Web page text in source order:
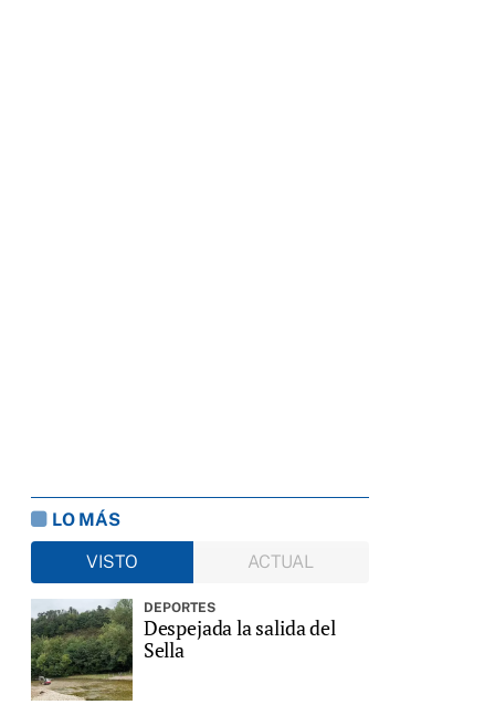
LO MÁS
VISTO
ACTUAL
DEPORTES
Despejada la salida del
Sella